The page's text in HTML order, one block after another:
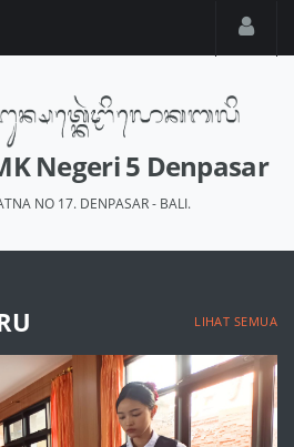
Negeri 5 Denpasar
NO 17. DENPASAR - BALI.
LIHAT SEMUA